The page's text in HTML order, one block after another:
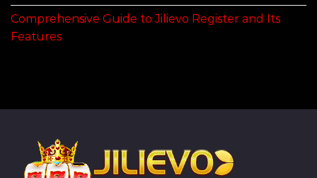
Comprehensive Guide to Jilievo Register and Its
Features